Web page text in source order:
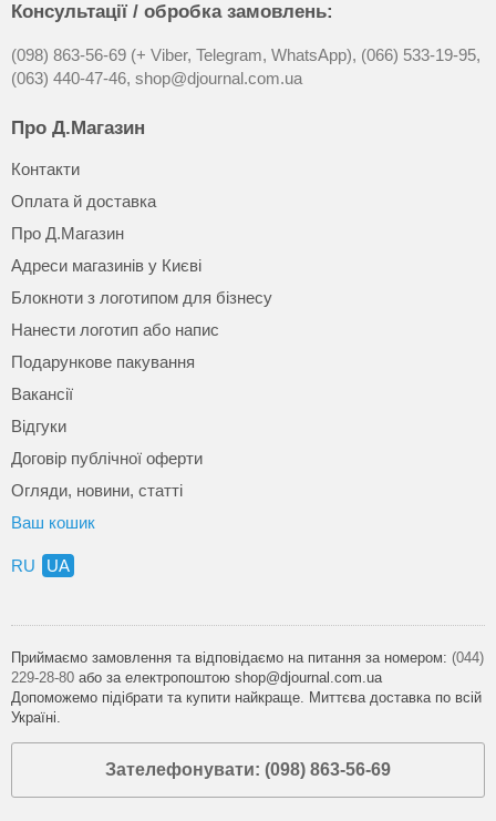
Консультації / обробка замовлень:
(098) 863-56-69 (+ Viber, Telegram, WhatsApp), (066) 533-19-95,
(063) 440-47-46, shop@djournal.com.ua
Про Д.Магазин
Контакти
Оплата й доставка
Про Д.Магазин
Адреси магазинів у Києві
Блокноти з логотипом для бізнесу
Нанести логотип або напис
Подарункове пакування
Вакансії
Відгуки
Договір публічної оферти
Огляди, новини, статті
Ваш кошик
RU UA
Приймаємо замовлення та відповідаємо на питання за номером: (044)
229-28-80 або за електропоштою shop@djournal.com.ua
Допоможемо підібрати та купити найкраще. Миттєва доставка по всій
Україні.
Зателефонувати: (098) 863-56-69